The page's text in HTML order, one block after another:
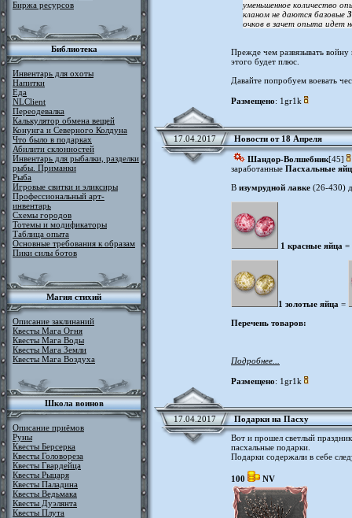
Биржа ресурсов
Библиотека
Инвентарь для охоты
Напитки
Еда
NLClient
Переодевалка
Калькулятор обмена вещей
Конунга и Северного Колдуна
Что было в подарках
Абилити склонностей
Инвентарь для рыбалки, разделки
рыбы. Приманки
Рыба
Игровые свитки и эликсиры
Профессиональный арт-
инвентарь
Схемы городов
Тотемы и модификаторы
Таблица опыта
Основные требования к образам
Пики силы ботов
Магия стихий
Описание заклинаний
Квесты Мага Огня
Квесты Мага Воды
Квесты Мага Земли
Квесты Мага Воздуха
Школа воинов
Описание приёмов
Руны
Квесты Берсерка
Квесты Головореза
Квесты Гвардейца
Квесты Рыцаря
Квесты Паладина
Квесты Ведьмака
Квесты Дуэлянта
Квесты Плута
уменьшенное количество
кланом не даются базовые
очков в зачет опыта идет
Прежде чем развязывать
этого будет плюс.
Давайте попробуем воевать
Размещено: 1gr1k
17.04.2017 Новости от 18 Апреля
Шандор-Волшебник[45]
заработанные Пасхальные
В изумрудной лавке (26-430)
1 красные яйца =
1 золотые яйца =
Перечень товаров:
Подробнее...
Размещено: 1gr1k
17.04.2017
Подарки на Пасху
Вот и прошел светлый
пасхальные подарки.
Подарки содержали в себе
100 NV